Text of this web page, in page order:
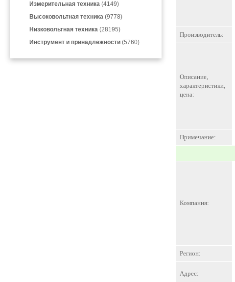
Измерительная техника (4149)
Высоковольтная техника (9778)
Низковольтная техника (28195)
Инструмент и принадлежности (5760)
Производитель:
Описание,
характеристики,
цена:
Примечание:
Компания:
Регион:
Адрес: